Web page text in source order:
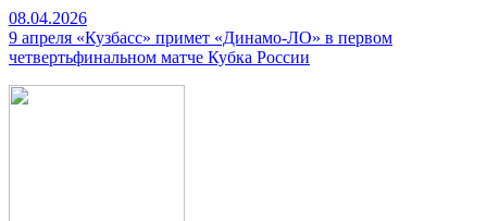
08.04.2026
9 апреля «Кузбасс» примет «Динамо-ЛО» в первом
четвертьфинальном матче Кубка России